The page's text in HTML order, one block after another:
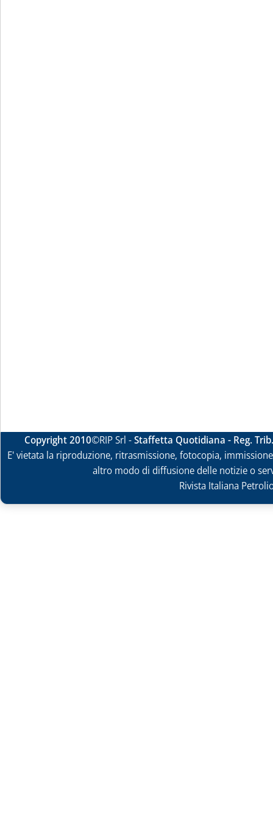
Copyright 2010©RIP Srl -Staffetta Quotidiana - Reg.
E' vietata la riproduzione, ritrasmissione, fotocopia,
altro modo di diffusione delle notizie o
Rivista Italiana